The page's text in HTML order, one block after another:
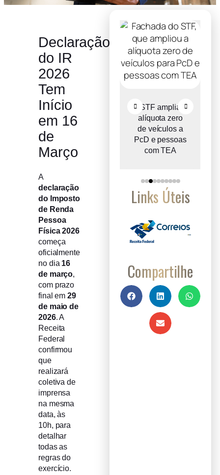
Declaração
do IR
2026
Tem
Início
em 16
de
Março
A
declaração
do Imposto
de Renda
Pessoa
Física 2026
começa
oficialmente
no dia 16
de março,
com prazo
final em29
de maio de
2026. A
Receita
Federal
confirmou
que
realizará
coletiva de
imprensa
na mesma
data, às
10h, para
detalhar
todas as
regras do
exercício.
Comitê Gestor
do IBS propõe
STF amplia
alíquota zero
de veículos a
PcD e pessoas
com TEA
Links Úteis
Compartilhe